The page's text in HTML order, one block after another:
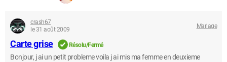
crash67
le 31 août 2009
Mariage
Carte grise Résolu/Fermé
Bonjour, j ai un petit probleme voila j ai mis ma femme en deuxieme